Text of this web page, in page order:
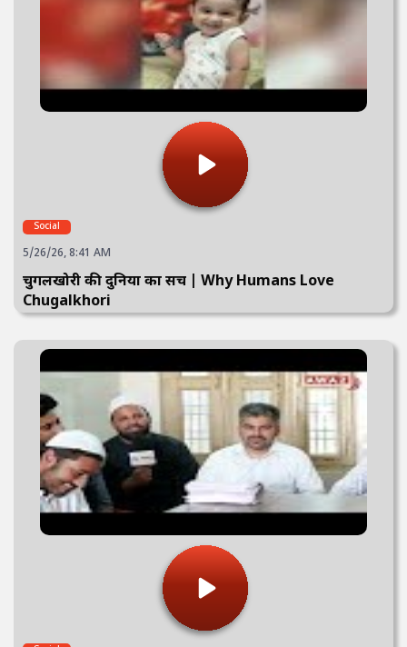
Social
5/26/26, 8:41 AM
चुगलखोरी की दुनिया का सच | Why Humans Love
Chugalkhori